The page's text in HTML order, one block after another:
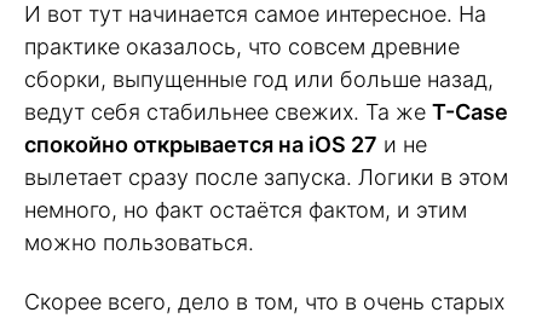
И вот тут начинается самое интересное. На
практике оказалось, что совсем древние
сборки, выпущенные год или больше назад,
ведут себя стабильнее свежих. Та же T-Case
спокойно открывается на iOS 27 и не
вылетает сразу после запуска. Логики в этом
немного, но факт остаётся фактом, и этим
можно пользоваться.
Скорее всего, дело в том, что в очень старых